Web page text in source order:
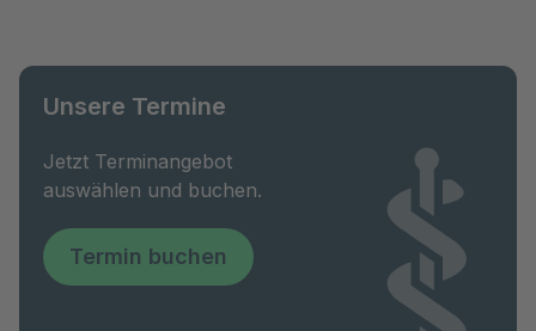
Unsere Termine
Jetzt Terminangebot
auswählen und buchen.
Termin buchen